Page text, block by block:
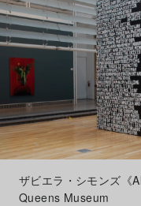
ザビエラ・シモンズ
Queens Museum